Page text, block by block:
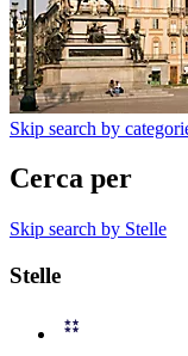
Skip search by
Cerca per
Skip search by Stelle
Stelle